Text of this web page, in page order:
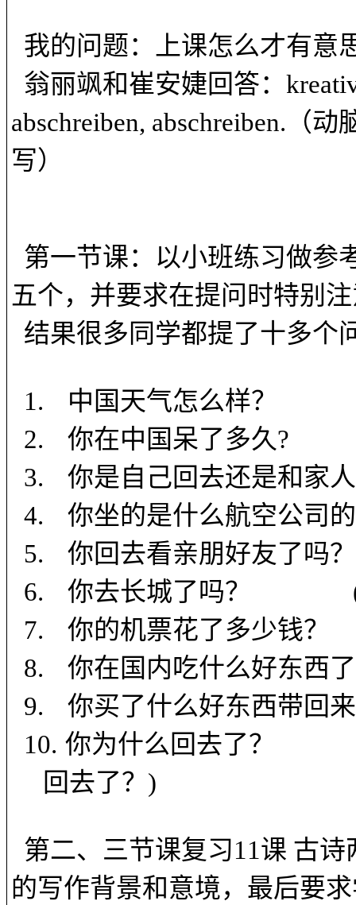
我的问题：上课怎么才有意
翁丽飒和崔安婕回答：
abschreiben, abschreiben. （
写）
第一节课：以小班练习做参
五个，并要求在提问时特别
结果很多同学都提了十多个
1.
中国天气怎么样？
2.
你在中国呆了多久?
3.
你是自己回去还是和家
4.
你坐的是什么航空公司
5.
你回去看亲朋好友了吗？
6.
你去长城了吗？
7.
你的机票花了多少钱？
8.
你在国内吃什么好东西
9.
你买了什么好东西带回
10. 你为什么回去了？
回去了？ )
第二、三节课复习11课 古诗
的写作背景和意境，最后要